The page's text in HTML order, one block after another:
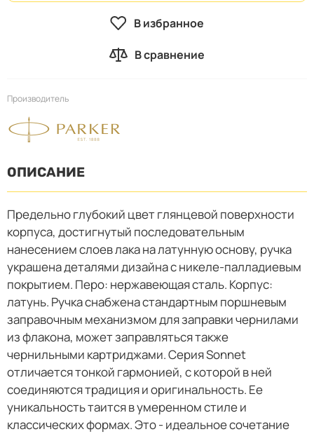
В избранное
В сравнение
Производитель
ОПИСАНИЕ
Предельно глубокий цвет глянцевой поверхности
корпуса, достигнутый последовательным
нанесением слоев лака на латунную основу, ручка
украшена деталями дизайна с никеле-палладиевым
покрытием. Перо: нержавеющая сталь. Корпус:
латунь. Ручка снабжена стандартным поршневым
заправочным механизмом для заправки чернилами
из флакона, может заправляться также
чернильными картриджами. Серия Sonnet
отличается тонкой гармонией, с которой в ней
соединяются традиция и оригинальность. Ее
уникальность таится в умеренном стиле и
классических формах. Это - идеальное сочетание